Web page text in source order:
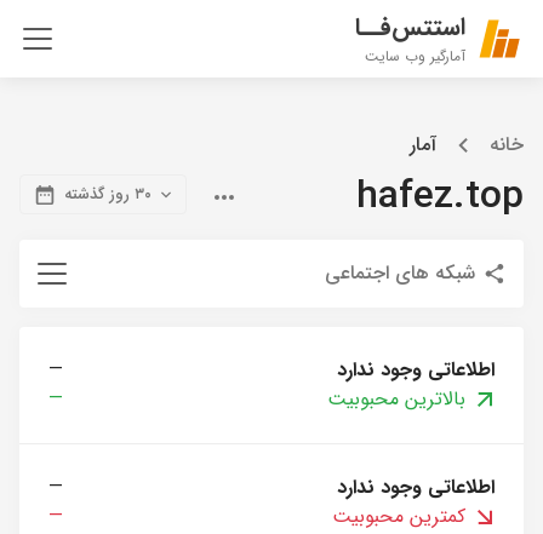
استتس‌فــا
آمارگیر وب سایت
خانه آمار
hafez.top ۳۰ روز گذشته
شبکه های اجتماعی
اطلاعاتی وجود ندارد
—
بالاترین محبوبیت
—
اطلاعاتی وجود ندارد
—
کمترین محبوبیت
—